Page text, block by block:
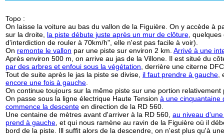
Topo :
On laisse la voiture au bas du vallon de la Figuière . On y accède à
sur la droite, la piste débute juste après un mur de clôture ,
d'interdiction de rouler à 70km/h", elle n'est pas facile à voir).
On remonte le vallon par une piste sur environ 2 km. Arrivé à une
Après environ 500 m, on arrive au jas de la Villone. Il est situé du
par des arbres et enfoui sous la végétation , derrière une citerne
Tout de suite après le jas la piste se divise, il faut prendre à gauche
encore une fois à gauche
On continue toujours sur la même piste sur une portion
On passe sous la ligne électrique Haute Tension à une cinquantaine
commence la descente en direction de la RD 560.
Une centaine de mètres avant d'arriver à la RD 560, au niveau
prend à gauche , et qui nous ramène au ravin de la Figuière où il
bord de la piste. Ill suffit alors de la descendre, on n'est plus qu'à